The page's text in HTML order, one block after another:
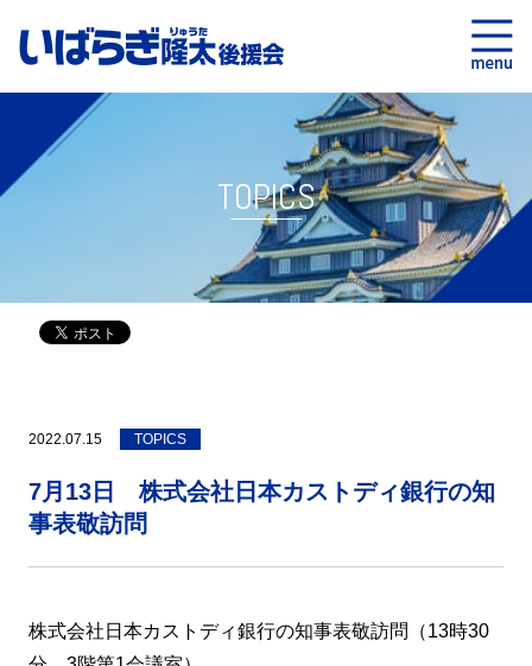
TOPICS
2022.07.15 TOPICS
7月13日 株式会社日本カストディ銀行の知
事表敬訪問
株式会社日本カストディ銀行の知事表敬訪問（13時30